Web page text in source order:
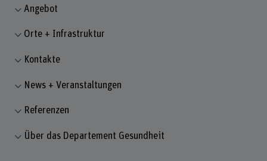
Angebot
Orte + Infrastruktur
Kontakte
News + Veranstaltungen
Referenzen
Über das Departement Gesundheit